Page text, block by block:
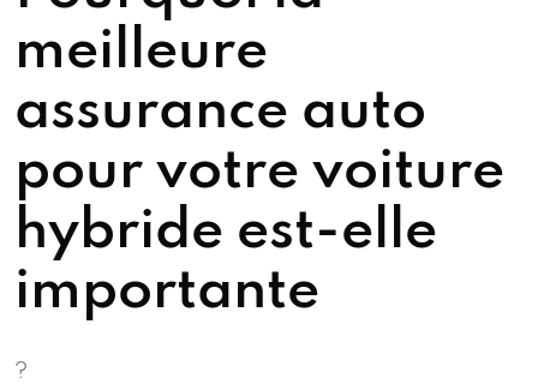
meilleure
assurance auto
pour votre voiture
hybride est-elle
importante
?